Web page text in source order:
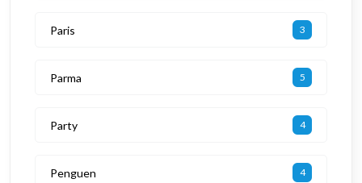
Paris 3
Parma 5
Party 4
Penguen 4